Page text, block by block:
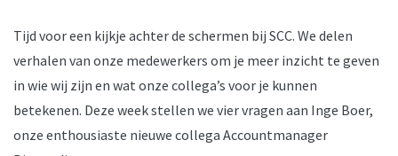
Tijd voor een kijkje achter de schermen bij SCC. We delen
verhalen van onze medewerkers om je meer inzicht te geven
in wie wij zijn en wat onze collega’s voor je kunnen
betekenen. Deze week stellen we vier vragen aan Inge Boer,
onze enthousiaste nieuwe collega Accountmanager